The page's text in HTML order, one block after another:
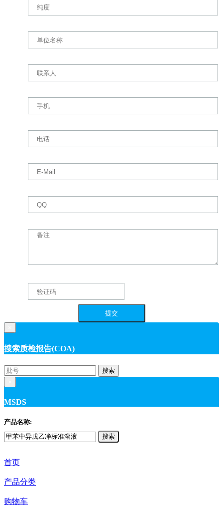
搜索质检报告(COA)
搜索
MSDS
产品名称:
搜索
首页
产品分类
购物车